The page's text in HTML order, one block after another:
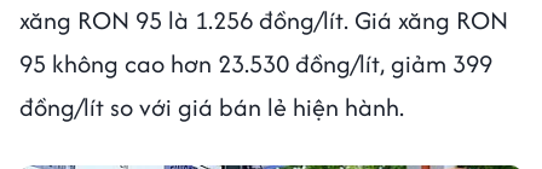
xăng RON 95 là 1.256 đồng/lít. Giá xăng RON
95 không cao hơn 23.530 đồng/lít, giảm 399
đồng/lít so với giá bán lẻ hiện hành.